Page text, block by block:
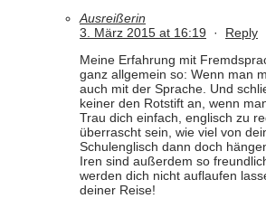
Ausreißerin
3. März 2015 at 16:19 · Reply
Meine Erfahrung mit
ganz allgemein so: Wenn man
auch mit der Sprache. Und
keiner den Rotstift an, wenn
Trau dich einfach, englisch zu
überrascht sein, wie viel von
Schulenglisch dann doch
Iren sind außerdem so
werden dich nicht auflaufen
deiner Reise!